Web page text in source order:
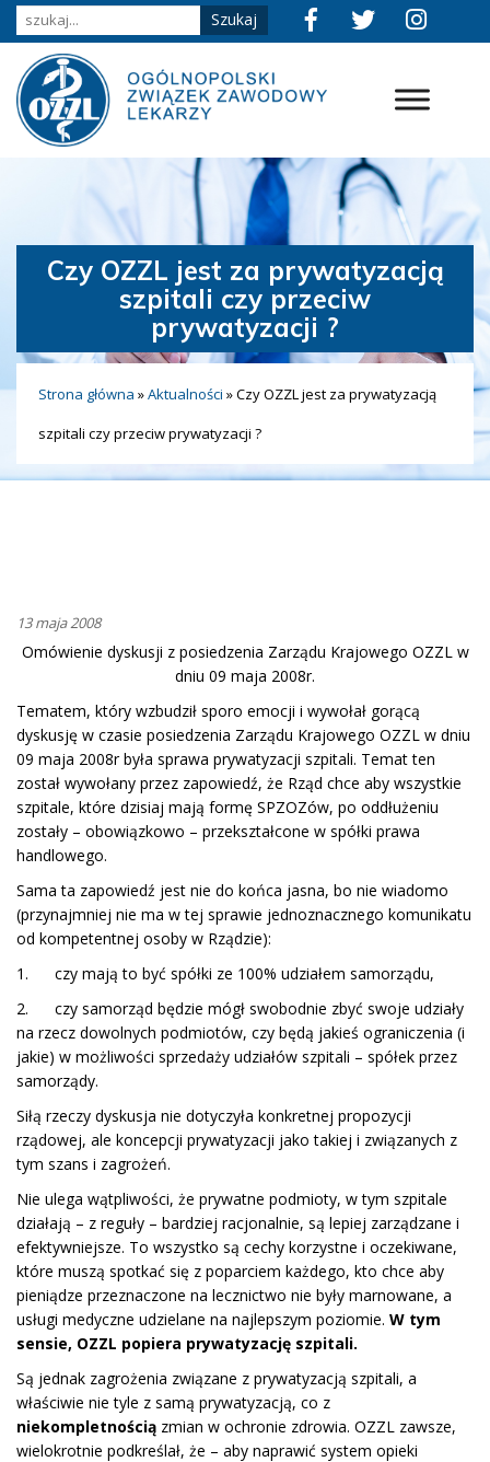
Czy OZZL jest za prywatyzacją
szpitali czy przeciw
prywatyzacji ?
Strona główna »Aktualności »Czy OZZL jest za prywatyzacją
szpitali czy przeciw prywatyzacji ?
13 maja 2008
Omówienie dyskusji z posiedzenia Zarządu Krajowego OZZL w
dniu 09 maja 2008r.
Tematem, który wzbudził sporo emocji i wywołał gorącą
dyskusję w czasie posiedzenia Zarządu Krajowego OZZL w dniu
09 maja 2008r była sprawa prywatyzacji szpitali. Temat ten
został wywołany przez zapowiedź, że Rząd chce aby wszystkie
szpitale, które dzisiaj mają formę SPZOZów, po oddłużeniu
zostały – obowiązkowo – przekształcone w spółki prawa
handlowego.
Sama ta zapowiedź jest nie do końca jasna, bo nie wiadomo
(przynajmniej nie ma w tej sprawie jednoznacznego komunikatu
od kompetentnej osoby w Rządzie):
1. czy mają to być spółki ze 100% udziałem samorządu,
2. czy samorząd będzie mógł swobodnie zbyć swoje udziały
na rzecz dowolnych podmiotów, czy będą jakieś ograniczenia (i
jakie) w możliwości sprzedaży udziałów szpitali – spółek przez
samorządy.
Siłą rzeczy dyskusja nie dotyczyła konkretnej propozycji
rządowej, ale koncepcji prywatyzacji jako takiej i związanych z
tym szans i zagrożeń.
Nie ulega wątpliwości, że prywatne podmioty, w tym szpitale
działają – z reguły – bardziej racjonalnie, są lepiej zarządzane i
efektywniejsze. To wszystko są cechy korzystne i oczekiwane,
które muszą spotkać się z poparciem każdego, kto chce aby
pieniądze przeznaczone na lecznictwo nie były marnowane, a
usługi medyczne udzielane na najlepszym poziomie. W tym
sensie, OZZL popiera prywatyzację szpitali.
Są jednak zagrożenia związane z prywatyzacją szpitali, a
właściwie nie tyle z samą prywatyzacją, co z
niekompletnością zmian w ochronie zdrowia. OZZL zawsze,
wielokrotnie podkreślał, że – aby naprawić system opieki